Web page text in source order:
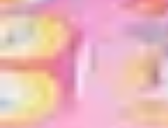
Producción de Vídeos
Creación de Videos Musicales
Video y Música